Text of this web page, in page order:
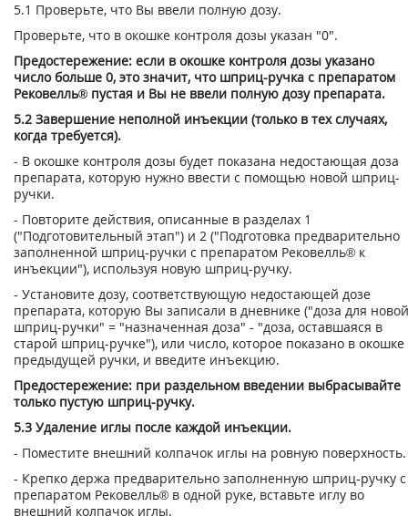
5.1 Проверьте, что Вы ввели полную дозу.
Проверьте, что в окошке контроля дозы указан "0".
Предостережение: если в окошке контроля дозы указано
число больше 0, это значит, что шприц-ручка с препаратом
Рековелль® пустая и Вы не ввели полную дозу препарата.
5.2 Завершение неполной инъекции (только в тех случаях,
когда требуется).
- В окошке контроля дозы будет показана недостающая доза
препарата, которую нужно ввести с помощью новой шприц-
ручки.
- Повторите действия, описанные в разделах 1
("Подготовительный этап") и 2 ("Подготовка предварительно
заполненной шприц-ручки с препаратом Рековелль® к
инъекции"), используя новую шприц-ручку.
- Установите дозу, соответствующую недостающей дозе
препарата, которую Вы записали в дневнике ("доза для новой
шприц-ручки" = "назначенная доза" - "доза, оставшаяся в
старой шприц-ручке"), или число, которое показано в окошке
предыдущей ручки, и введите инъекцию.
Предостережение: при раздельном введении выбрасывайте
только пустую шприц-ручку.
5.3 Удаление иглы после каждой инъекции.
- Поместите внешний колпачок иглы на ровную поверхность.
- Крепко держа предварительно заполненную шприц-ручку с
препаратом Рековелль® в одной руке, вставьте иглу во
внешний колпачок иглы.